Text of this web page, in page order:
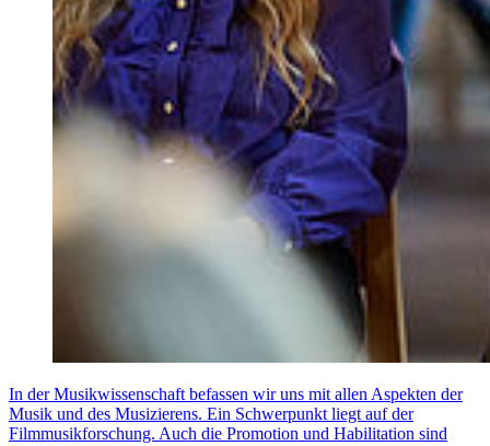
In der Musikwissenschaft befassen wir uns mit allen Aspekten der
Musik und des Musizierens. Ein Schwerpunkt liegt auf der
Filmmusikforschung. Auch die Promotion und Habilitation sind